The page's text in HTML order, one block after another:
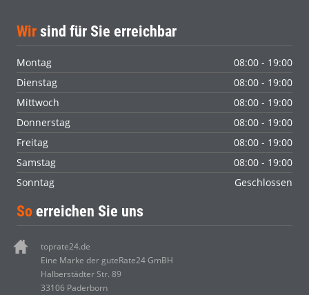
Wir sind für Sie erreichbar
Montag
08:00 - 19:00
Dienstag
08:00 - 19:00
Mittwoch
08:00 - 19:00
Donnerstag
08:00 - 19:00
Freitag
08:00 - 19:00
Samstag
08:00 - 19:00
Sonntag
Geschlossen
So erreichen Sie uns
toprate24.de
Eine Marke der guteRate24 GmBH
Halberstädter Str. 89
33106 Paderborn